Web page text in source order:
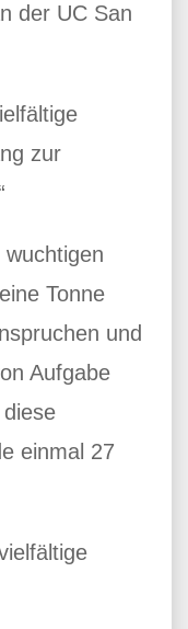
der UC San
zur
Tonne
und
Aufgabe
einmal 27